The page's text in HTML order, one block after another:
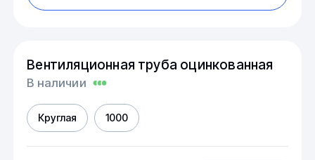
Вентиляционная труба оцинкованная
В наличии
Круглая 1000